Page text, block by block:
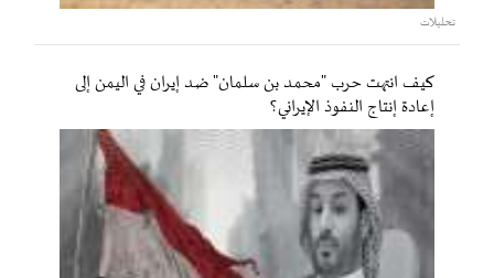
تحليلات
كيف انتهت حرب "محمد بن سلمان" ضد إيران في اليمن إلى
إعادة إنتاج النفوذ الإيراني؟